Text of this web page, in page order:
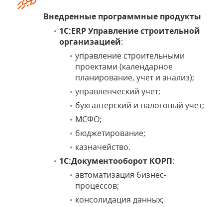
Внедренные программные продукты
1С:ERP Управление строительной
организацией:
управление строительными
проектами (календарное
планирование, учет и анализ);
управленческий учет;
бухгалтерский и налоговый учет;
МСФО;
бюджетирование;
казначейство.
1С:Документооборот КОРП:
автоматизация бизнес-
процессов;
консолидация данных;